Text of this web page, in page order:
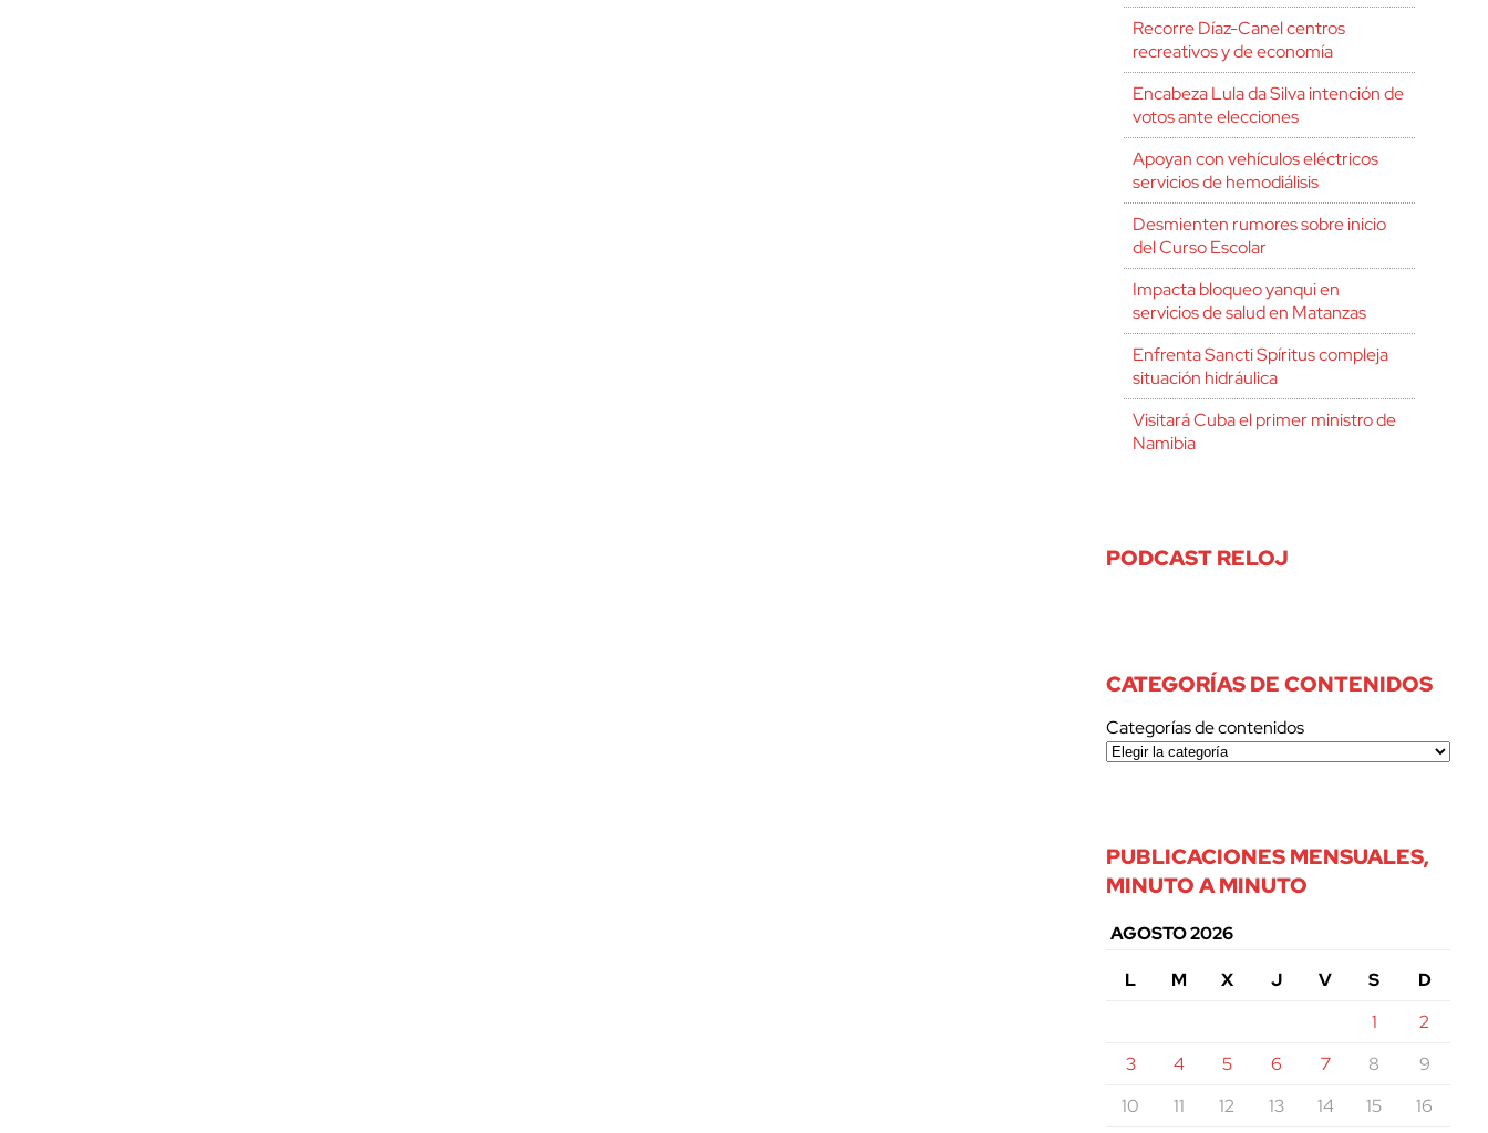
Recorre Díaz-Canel centros
recreativos y de economía
Encabeza Lula da Silva intención de
votos ante elecciones
Apoyan con vehículos eléctricos
servicios de hemodiálisis
Desmienten rumores sobre inicio
del Curso Escolar
Impacta bloqueo yanqui en
servicios de salud en Matanzas
Enfrenta Sancti Spíritus compleja
situación hidráulica
Visitará Cuba el primer ministro de
Namibia
PODCAST RELOJ
CATEGORÍAS DE CONTENIDOS
Categorías de contenidos
PUBLICACIONES MENSUALES,
MINUTO A MINUTO
AGOSTO 2026
L
M X J V S
D
1
2
3
4 5 6 7 8
9
10
11 12 13 14 15
16